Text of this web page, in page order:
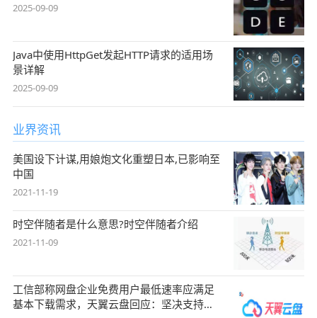
2025-09-09
Java中使用HttpGet发起HTTP请求的适用场
景详解
2025-09-09
业界资讯
美国设下计谋,用娘炮文化重塑日本,已影响至
中国
2021-11-19
时空伴随者是什么意思?时空伴随者介绍
2021-11-09
工信部称网盘企业免费用户最低速率应满足
基本下载需求，天翼云盘回应：坚决支持，